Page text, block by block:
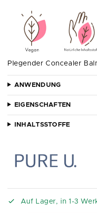
Plegender Concealer
ANWENDUNG
EIGENSCHAFTEN
INHALTSSTOFFE
Auf Lager, in 1-3